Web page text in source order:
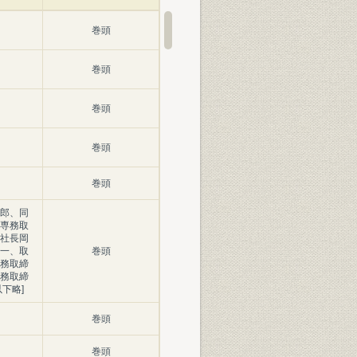
巻頭
巻頭
巻頭
巻頭
巻頭
、同
務取
長岡
、取
取締
取締
略]
巻頭
巻頭
巻頭